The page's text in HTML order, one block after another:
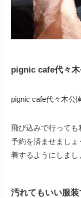
pignic cafe代々木
pignic cafe代々木公
飛び込みで行って
予約を済ませましょ
着するようにしまし
汚れてもいい服装